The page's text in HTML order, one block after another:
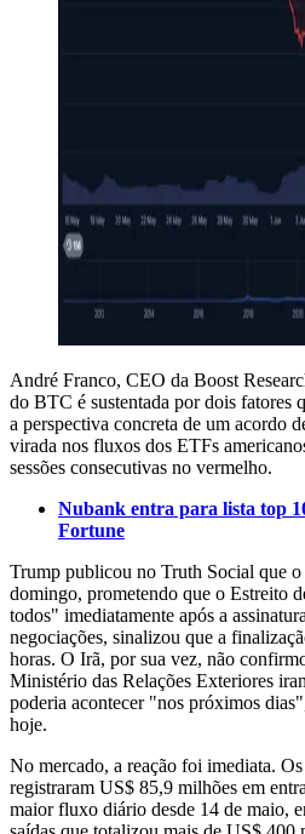
André Franco, CEO da Boost
do BTC é sustentada por dois fatores
a perspectiva concreta de um acordo
virada nos fluxos dos ETFs
sessões consecutivas no vermelho.
Nubank entra para lista top
Fortune
Trump publicou no Truth Social que o
domingo, prometendo que o Estreito
todos" imediatamente após a
negociações, sinalizou que a
horas. O Irã, por sua vez, não
Ministério das Relações Exteriores
poderia acontecer "nos próximos
hoje.
No mercado, a reação foi imediata.
registraram US$ 85,9 milhões em
maior fluxo diário desde 14 de maio,